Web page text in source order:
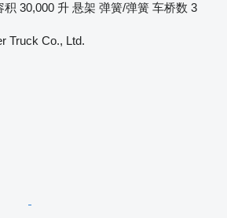
积 30,000 升 悬架 弹簧/弹簧 车桥数 3
Truck Co., Ltd.